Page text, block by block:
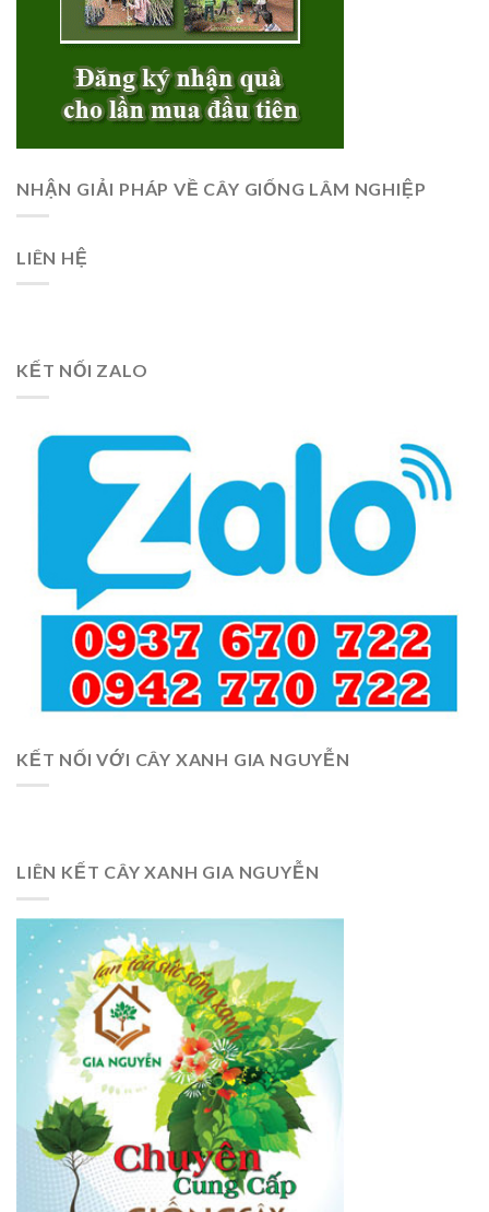
NHẬN GIẢI PHÁP VỀ CÂY GIỐNG LÂM NGHIỆP
LIÊN HỆ
KẾT NỐI ZALO
KẾT NỐI VỚI CÂY XANH GIA NGUYỄN
LIÊN KẾT CÂY XANH GIA NGUYỄN